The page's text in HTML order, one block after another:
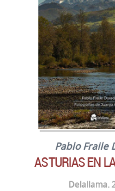
Pablo Fraile
ASTURIAS EN
Delallama.